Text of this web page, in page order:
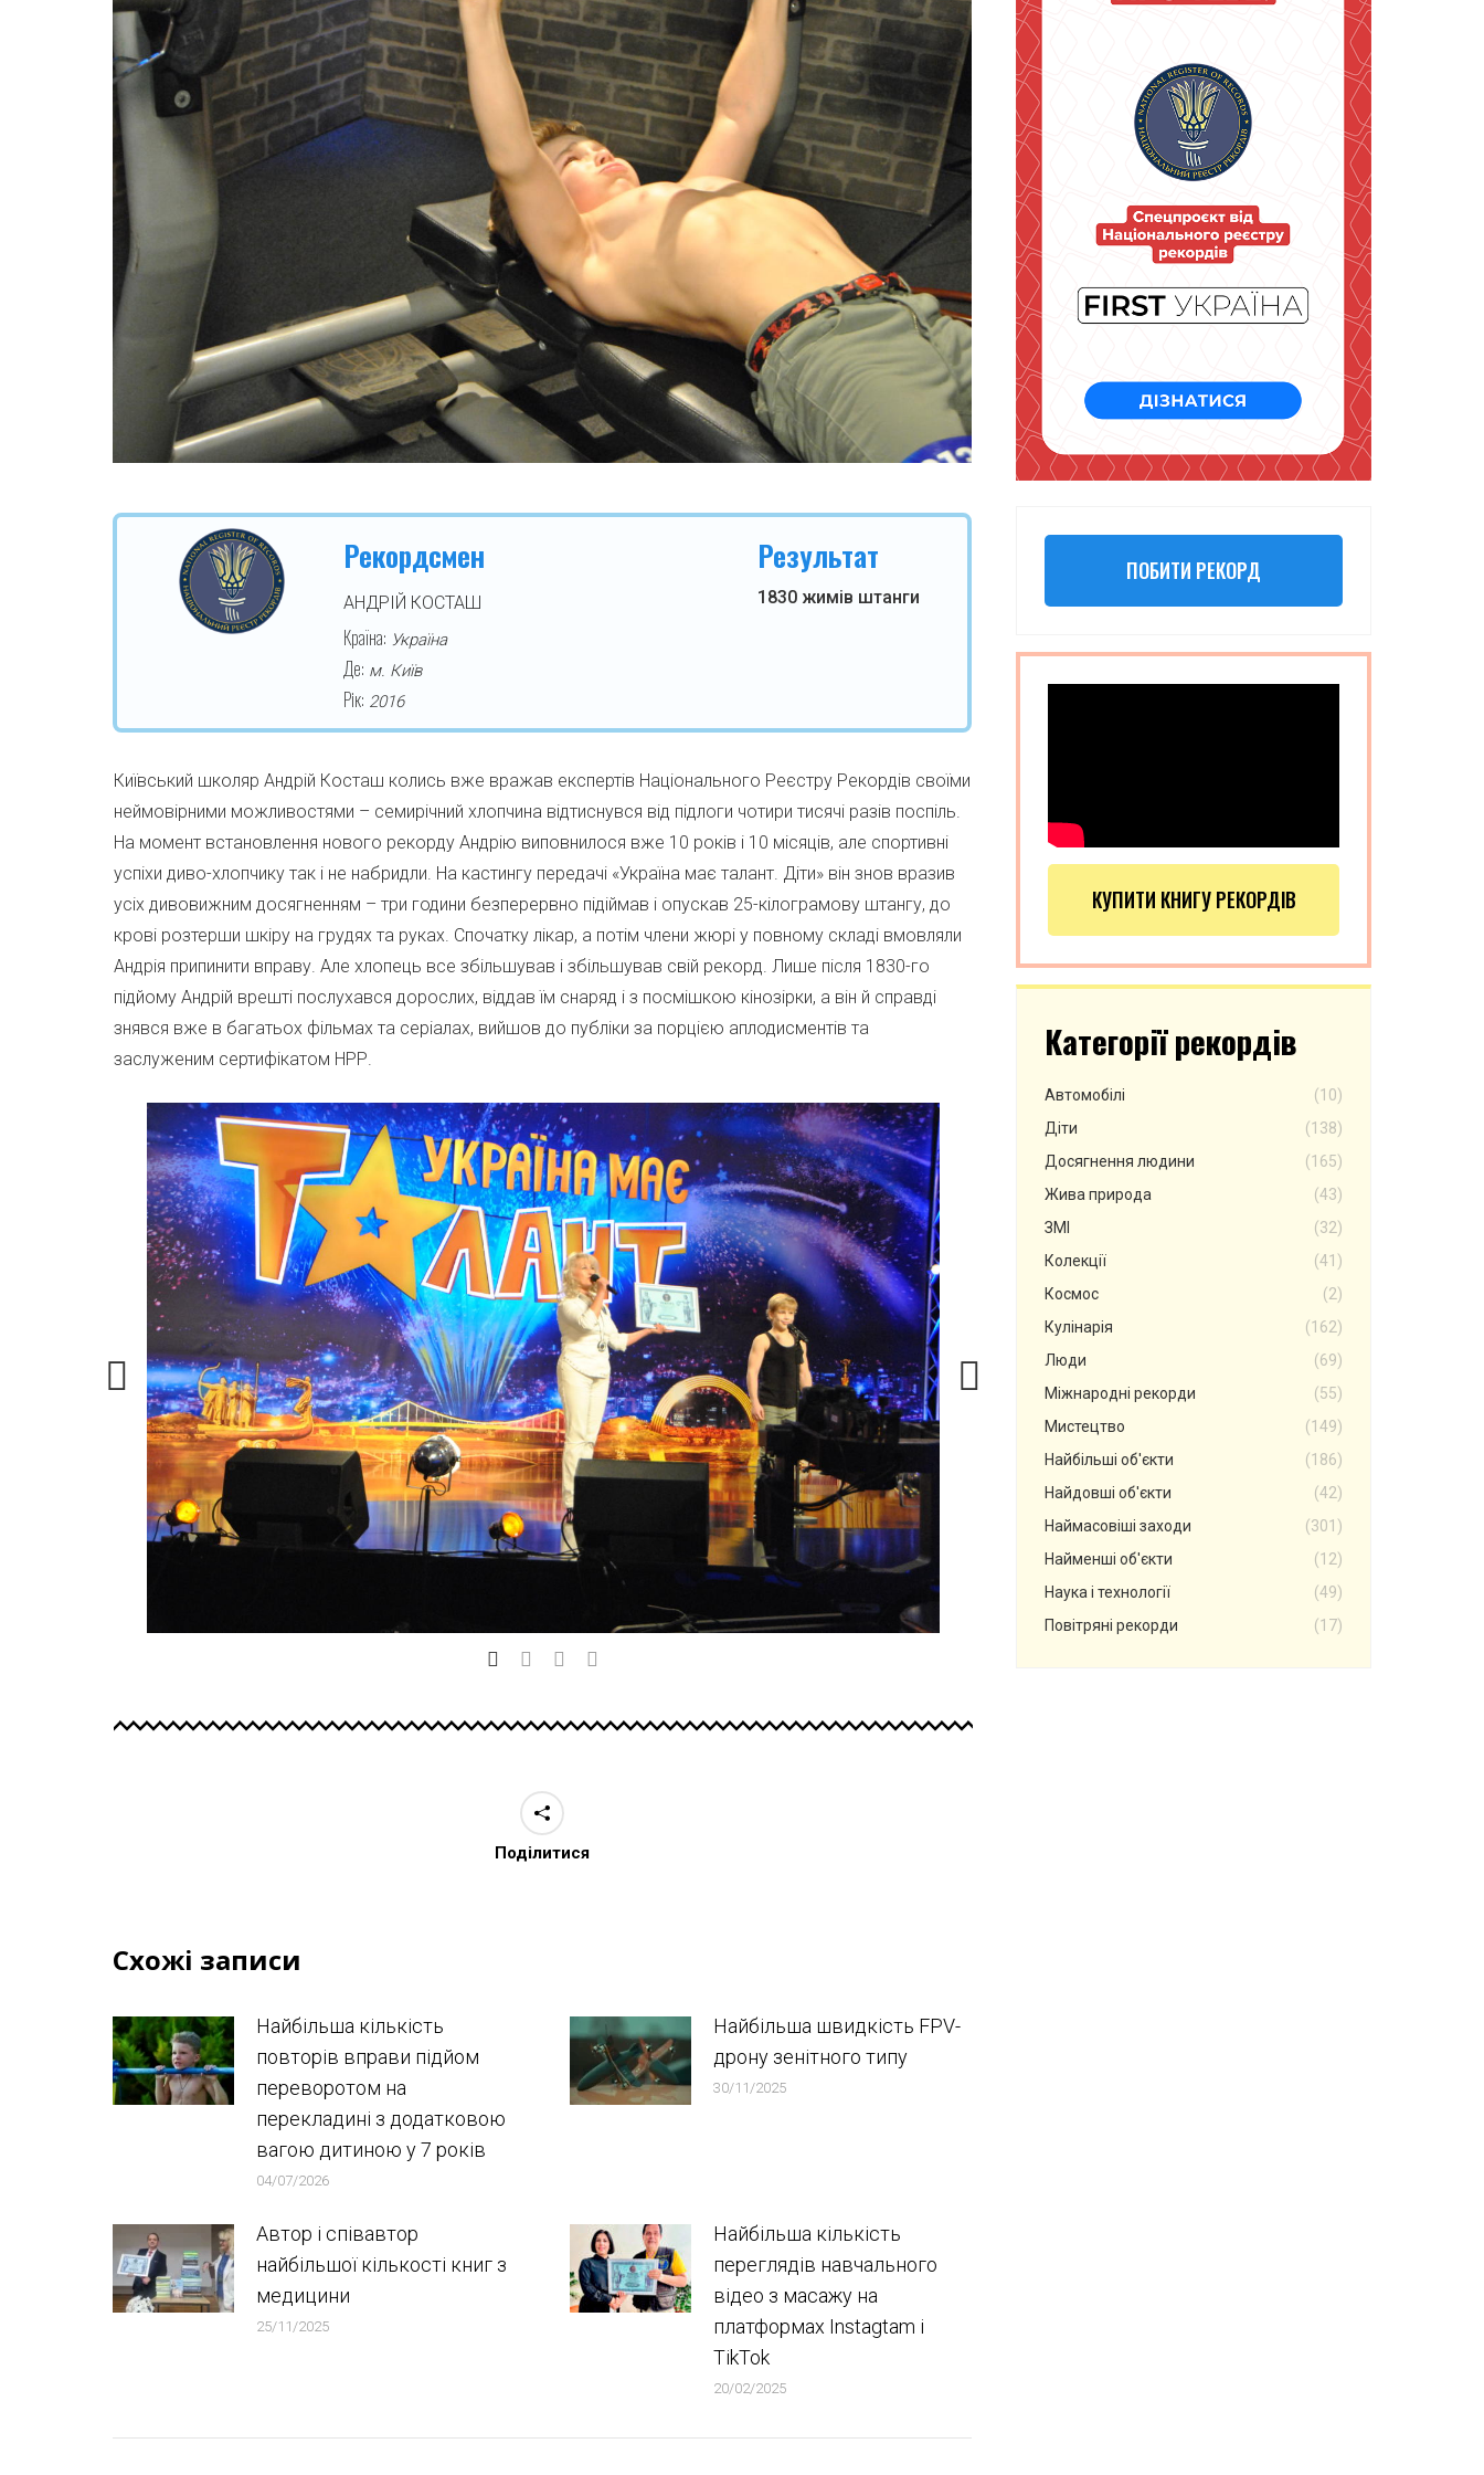
Рекордсмен
АНДРІЙ КОСТАШ
Країна: Україна
Де: м. Київ
Рік: 2016
Результат
1830 жимів штанги
Київський школяр Андрій Косташ колись вже вражав експертів Національного Реєстру Рекордів своїми
неймовірними можливостями – семирічний хлопчина відтиснувся від підлоги чотири тисячі разів поспіль.
На момент встановлення нового рекорду Андрію виповнилося вже 10 років і 10 місяців, але спортивні
успіхи диво-хлопчику так і не набридли. На кастингу передачі «Україна має талант. Діти» він знов вразив
усіх дивовижним досягненням – три години безперервно підіймав і опускав 25-кілограмову штангу, до
крові розтерши шкіру на грудях та руках. Спочатку лікар, а потім члени жюрі у повному складі вмовляли
Андрія припинити вправу. Але хлопець все збільшував і збільшував свій рекорд. Лише після 1830-го
підйому Андрій врешті послухався дорослих, віддав їм снаряд і з посмішкою кінозірки, а він й справді
знявся вже в багатьох фільмах та серіалах, вийшов до публіки за порцією аплодисментів та
заслуженим сертифікатом НРР.
Поділитися
Схожі записи
Найбільша кількість
повторів вправи підйом
переворотом на
перекладині з додатковою
вагою дитиною у 7 років
04/07/2026
Найбільша швидкість FPV-
дрону зенітного типу
30/11/2025
Автор і співавтор
найбільшої кількості книг з
медицини
25/11/2025
Найбільша кількість
переглядів навчального
відео з масажу на
платформах Instagtam i
TikTok
20/02/2025
ПОБИТИ РЕКОРД
КУПИТИ КНИГУ РЕКОРДІВ
Категорії рекордів
Автомобілі
(10)
Діти
(138)
Досягнення людини
(165)
Жива природа
(43)
ЗМІ
(32)
Колекції
(41)
Космос
(2)
Кулінарія
(162)
Люди
(69)
Міжнародні рекорди
(55)
Мистецтво
(149)
Найбільші об'єкти
(186)
Найдовші об'єкти
(42)
Наймасовіші заходи
(301)
Найменші об'єкти
(12)
Наука і технології
(49)
Повітряні рекорди
(17)